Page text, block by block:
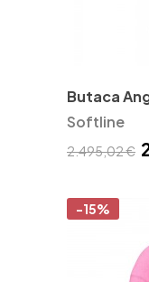
Butaca
Softline
2.495,02 €
-15%